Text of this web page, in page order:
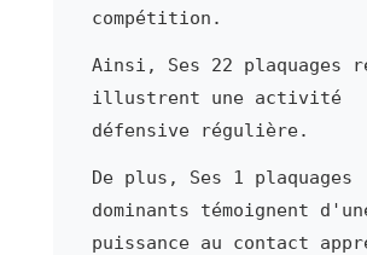
compétition.
Ainsi, Ses 22 plaquages
illustrent une activité
défensive régulière.
De plus, Ses 1 plaquages
dominants témoignent
puissance au contact